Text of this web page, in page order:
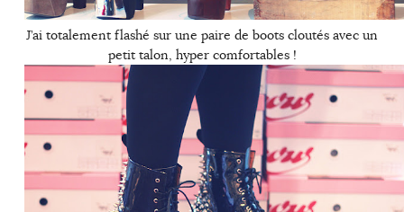
J’ai totalement flashé sur une paire de boots cloutés avec un
petit talon, hyper comfortables !